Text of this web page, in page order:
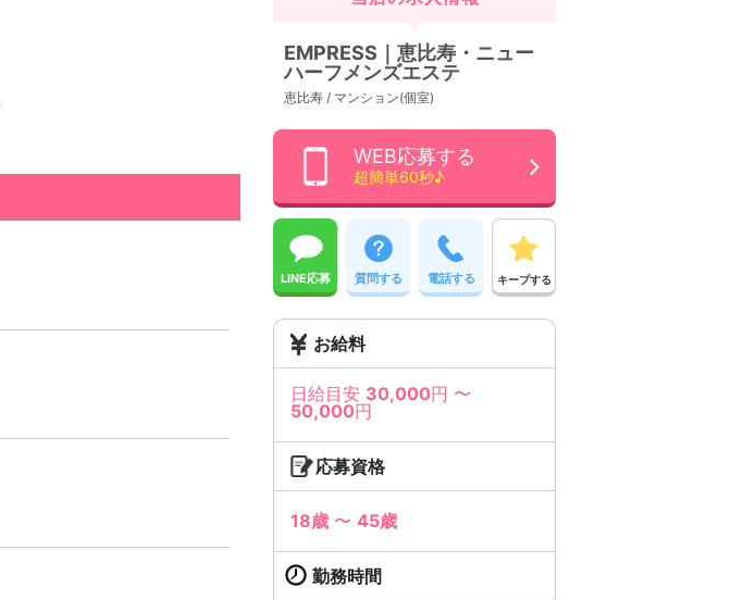
EMPRESS｜恵比寿・ニュー
ハーフメンズエステ
恵比寿 / マンション(個室)
WEB応募する
超簡単60秒♪
LINE応募 質問する 電話する キープする
お給料
日給目安 30,000円 〜
50,000円
応募資格
18歳 〜 45歳
勤務時間